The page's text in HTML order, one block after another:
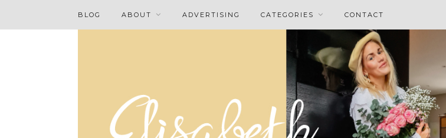
BLOG ABOUT ADVERTISING CATEGORIES CONTACT